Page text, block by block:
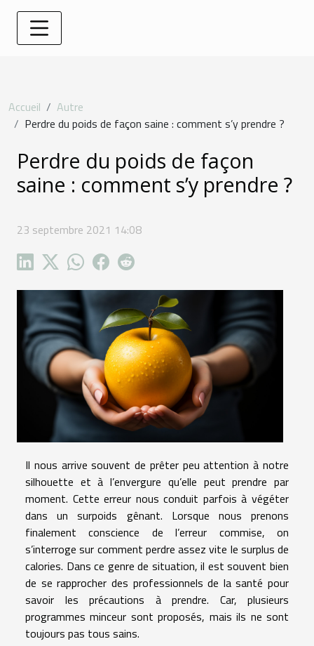
Accueil
Autre
Perdre du poids de façon saine : comment s’y prendre ?
Perdre du poids de façon
saine : comment s’y prendre ?
23 septembre 2021 14:08
Il nous arrive souvent de prêter peu attention à notre
silhouette et à l’envergure qu’elle peut prendre par
moment. Cette erreur nous conduit parfois à végéter
dans un surpoids gênant. Lorsque nous prenons
finalement conscience de l’erreur commise, on
s’interroge sur comment perdre assez vite le surplus de
calories. Dans ce genre de situation, il est souvent bien
de se rapprocher des professionnels de la santé pour
savoir les précautions à prendre. Car, plusieurs
programmes minceur sont proposés, mais ils ne sont
toujours pas tous sains.